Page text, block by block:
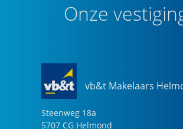
Onze
vb&t Makelaars
Steenweg 18a
5707 CG Helmond